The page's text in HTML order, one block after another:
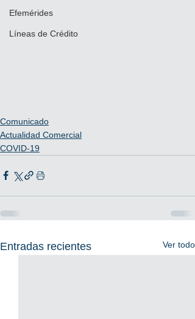
Efemérides
Líneas de Crédito
Comunicado
Actualidad Comercial
COVID-19
Entradas recientes Ver todo